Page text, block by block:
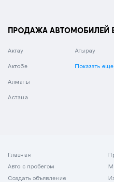
ПРОДАЖА АВТОМОБИЛЕЙ
Актау
Актобе
Алматы
Астана
Атырау
Показать еще
Главная
Авто с пробегом
Создать объявление